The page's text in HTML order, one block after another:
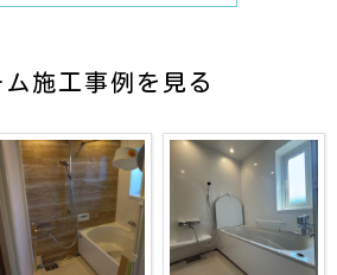
施工事例を見る